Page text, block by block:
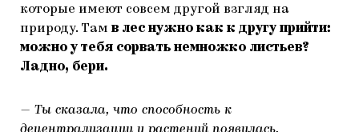
которые имеют совсем другой взгляд на
природу. Там в лес нужно как к другу прийти:
можно у тебя сорвать немножко листьев?
Ладно, бери.
— Ты сказала, что способность к